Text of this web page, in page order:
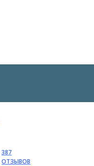
387
ОТЗЫВОВ